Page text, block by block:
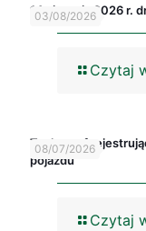
03/08/2026
14 sierpnia 2026 r.
Czytaj
08/07/2026
Tachograf
pojazdu
Czytaj